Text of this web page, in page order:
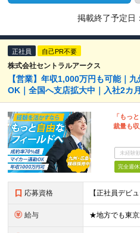
掲載終了予定日
正社員 自己PR不要
株式会社セントラルアークス
【営業】年収1,000万円も可能｜
OK｜全国へ支店拡大中｜入社2カ
「もっ
裁量も
未経験
完全週休
応募資格
給与